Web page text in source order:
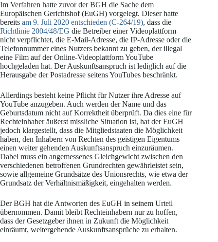
Im Verfahren hatte zuvor der BGH die Sache dem
Europäischen Gerichtshof (EuGH) vorgelegt. Dieser hatte
bereits am 9. Juli 2020 entschieden (C-264/19), dass die
Richtlinie 2004/48/EG die Betreiber einer Videoplattform
nicht verpflichtet, die E-Mail-Adresse, die IP-Adresse oder die
Telefonnummer eines Nutzers bekannt zu geben, der illegal
eine Film auf der Online-Videoplattform YouTube
hochgeladen hat. Der Auskunftsanspruch ist lediglich auf die
Herausgabe der Postadresse seitens YouTubes beschränkt.
Allerdings besteht keine Pflicht für Nutzer ihre Adresse auf
YouTube anzugeben. Auch werden der Name und das
Geburtsdatum nicht auf Korrektheit überprüft. Da dies eine für
Rechteinhaber äußerst missliche Situation ist, hat der EuGH
jedoch klargestellt, dass die Mitgliedstaaten die Möglichkeit
haben, den Inhabern von Rechten des geistigen Eigentums
einen weiter gehenden Auskunftsanspruch einzuräumen.
Dabei muss ein angemessenes Gleichgewicht zwischen den
verschiedenen betroffenen Grundrechten gewährleistet sein,
sowie allgemeine Grundsätze des Unionsrechts, wie etwa der
Grundsatz der Verhältnismäßigkeit, eingehalten werden.
Der BGH hat die Antworten des EuGH in seinem Urteil
übernommen. Damit bleibt Rechteinhabern nur zu hoffen,
dass der Gesetzgeber ihnen in Zukunft die Möglichkeit
einräumt, weitergehende Auskunftsansprüche zu erhalten.